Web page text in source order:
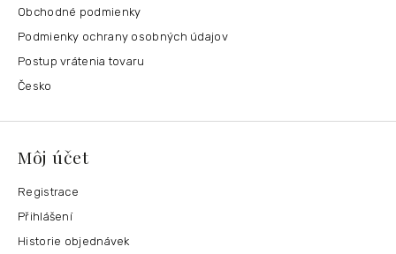
Obchodné podmienky
Podmienky ochrany osobných údajov
Postup vrátenia tovaru
Česko
Môj účet
Registrace
Přihlášení
Historie objednávek